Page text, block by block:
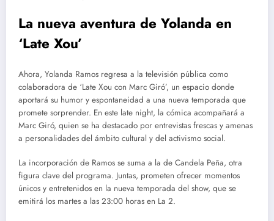
La nueva aventura de Yolanda en
‘Late Xou’
Ahora, Yolanda Ramos regresa a la televisión pública como
colaboradora de ‘Late Xou con Marc Giró’, un espacio donde
aportará su humor y espontaneidad a una nueva temporada que
promete sorprender. En este late night, la cómica acompañará a
Marc Giró, quien se ha destacado por entrevistas frescas y amenas
a personalidades del ámbito cultural y del activismo social.
La incorporación de Ramos se suma a la de Candela Peña, otra
figura clave del programa. Juntas, prometen ofrecer momentos
únicos y entretenidos en la nueva temporada del show, que se
emitirá los martes a las 23:00 horas en La 2.